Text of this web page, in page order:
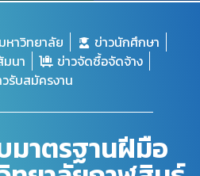
หาวิทยาลัย
ข่าวนักศึกษา
มนา
ข่าวจัดซื้อจัดจ้าง
วรับสมัครงาน
าตรฐานฝีมือ